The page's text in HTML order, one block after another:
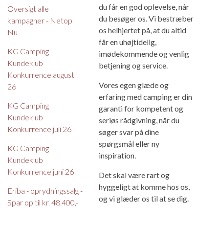
Oversigt alle
kampagner - Netop
Nu
KG Camping
Kundeklub
Konkurrence august
26
KG Camping
Kundeklub
Konkurrence juli 26
KG Camping
Kundeklub
Konkurrence juni 26
Eriba - oprydningssalg -
Spar op til kr. 48.400,-
du får en god oplevelse, når
du besøger os. Vi bestræber
os helhjertet på, at du altid
får en uhøjtidelig,
imødekommende og venlig
betjening og service.
Vores egen glæde og
erfaring med camping er din
garanti for kompetent og
seriøs rådgivning, når du
søger svar på dine
spørgsmål eller ny
inspiration.
Det skal være rart og
hyggeligt at komme hos os,
og vi glæder os til at se dig.